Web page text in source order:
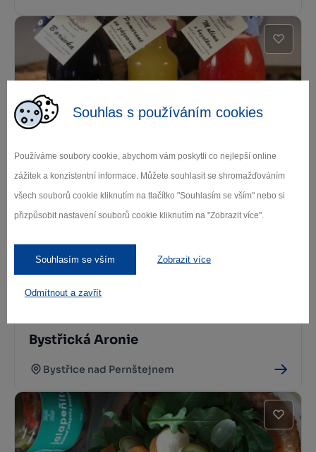
Souhlas s používáním cookies
Používáme soubory cookie, abychom vám poskytli co nejlepší online
zážitek a konzistentní informace. Můžete souhlasit se shromažďováním
všech souborů cookie kliknutím na tlačítko "Souhlasím se vším" nebo si
přizpůsobit nastavení souborů cookie kliknutím na "Zobrazit více".
Souhlasím se vším Zobrazit více
Odmítnout a zavřít
Bylinky od Sedmikrásky
Sněžné
Bystřická Aronie
Bystřice nad Pernštejnem